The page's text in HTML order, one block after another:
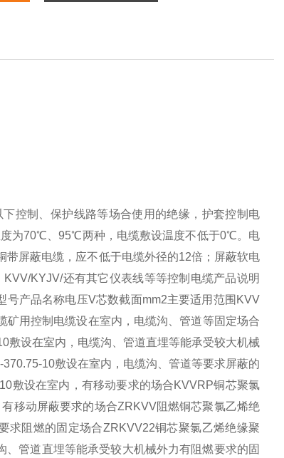
控制、保护线路等场合使用的绝缘，护套控制电
度为70℃、95℃两种，电缆敷设温度不低于0℃。电
屏蔽电缆，应不低于电缆外径的12倍；屏蔽软电
KYJV/还有其它仪表线等等控制电缆产品说明
产品名称电压V芯数截面mm2主要适用范围KVV
矿用控制电缆设在室内，电缆沟、管道等固定场合
敷设在室内，电缆沟、管道直埋等能承受较大机械
10敷设在室内，电缆沟、管道等要求屏蔽的
敷设在室内，有移动要求的场合KVVRP铜芯聚氯
移动屏蔽要求的场合ZRKVV阻燃铜芯聚氯乙烯绝
求阻燃的固定场合ZRKVV22铜芯聚氯乙烯绝缘聚
管道直埋等能承受较大机械外力有阻燃要求的固